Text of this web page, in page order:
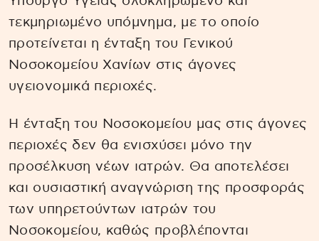
τεκμηριωμένο υπόμνημα, με το οποίο
προτείνεται η ένταξη του Γενικού
Νοσοκομείου Χανίων στις άγονες
υγειονομικά περιοχές.
Η ένταξη του Νοσοκομείου μας στις άγονες
περιοχές δεν θα ενισχύσει μόνο την
προσέλκυση νέων ιατρών. Θα αποτελέσει
και ουσιαστική αναγνώριση της προσφοράς
των υπηρετούντων ιατρών του
Νοσοκομείου, καθώς προβλέπονται